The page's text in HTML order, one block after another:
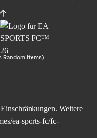
Random Items)
Weitere
ea-sports-fc/fc-